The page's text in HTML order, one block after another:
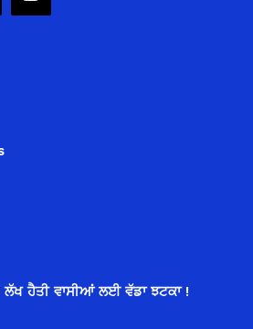
ਹੈਤੀ ਵਾਸੀਆਂ ਲਈ ਵੱਡਾ ਝਟਕਾ !